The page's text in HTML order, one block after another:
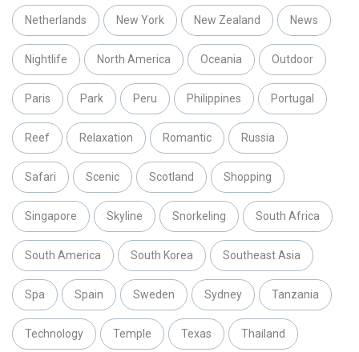
Netherlands New York New Zealand News
Nightlife North America Oceania Outdoor
Paris Park Peru Philippines Portugal
Reef Relaxation Romantic Russia
Safari Scenic Scotland Shopping
Singapore Skyline Snorkeling South Africa
South America South Korea Southeast Asia
Spa Spain Sweden Sydney Tanzania
Technology Temple Texas Thailand